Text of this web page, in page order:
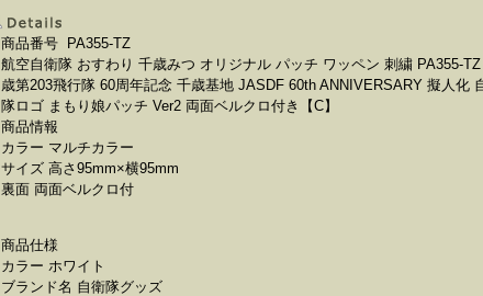
商品番号 PA355-TZ
航空自衛隊 おすわり 千歳みつ オリジナル パッチ ワッペン 刺繍 PA355-
歳第203飛行隊 60周年記念 千歳基地 JASDF 60th ANNIVERSARY 擬人化
隊ロゴ まもり娘パッチ Ver2 両面ベルクロ付き【C】
商品情報
カラー マルチカラー
サイズ 高さ95mm×横95mm
裏面 両面ベルクロ付
商品仕様
カラー ホワイト
ブランド名 自衛隊グッズ